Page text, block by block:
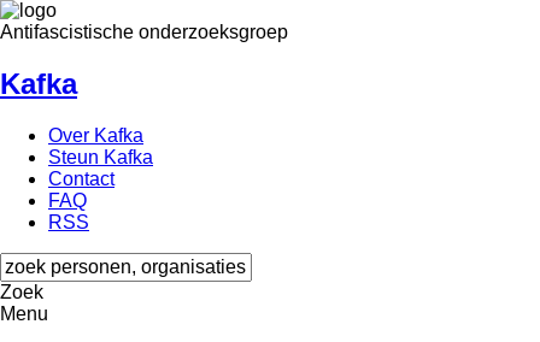
Antifascistische onderzoeksgroep
Kafka
Over Kafka
Steun Kafka
Contact
FAQ
RSS
Zoek
Menu